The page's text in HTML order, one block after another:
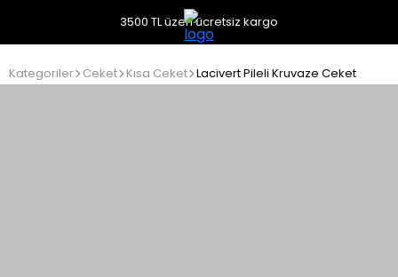
3500 TL üzeri ücretsiz kargo
Kategoriler Ceket Kısa Ceket Lacivert Pileli Kruvaze Ceket